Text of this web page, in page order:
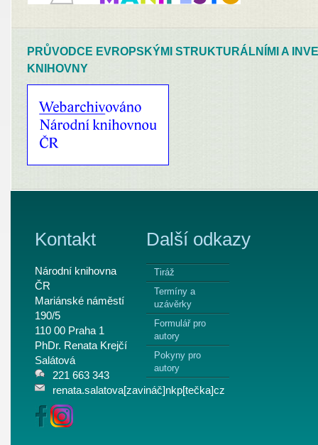
PRŮVODCE EVROPSKÝMI STRUKTURÁLNÍMI A
KNIHOVNY
Kontakt
Národní knihovna
ČR
Mariánské náměstí
190/5
110 00 Praha 1
PhDr. Renata Krejčí
Salátová
221 663 343
renata.salatova[zavináč]nkp[tečka]cz
Další odkazy
Tiráž
Termíny a
uzávěrky
Formulář pro
autory
Pokyny pro
autory